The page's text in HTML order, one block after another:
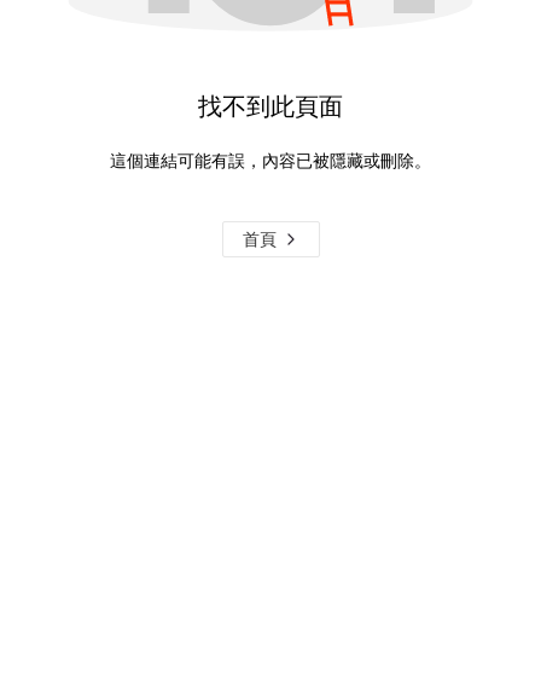
找不到此頁面
這個連結可能有誤，內容已被隱藏或刪除。
首頁